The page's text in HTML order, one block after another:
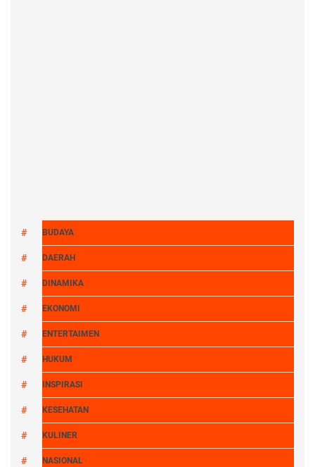
BUDAYA
DAERAH
DINAMIKA
EKONOMI
ENTERTAIMEN
HUKUM
INSPIRASI
KESEHATAN
KULINER
NASIONAL